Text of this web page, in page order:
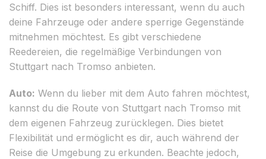
Schiff. Dies ist besonders interessant, wenn du auch
deine Fahrzeuge oder andere sperrige Gegenstände
mitnehmen möchtest. Es gibt verschiedene
Reedereien, die regelmäßige Verbindungen von
Stuttgart nach Tromso anbieten.
Auto: Wenn du lieber mit dem Auto fahren möchtest,
kannst du die Route von Stuttgart nach Tromso mit
dem eigenen Fahrzeug zurücklegen. Dies bietet
Flexibilität und ermöglicht es dir, auch während der
Reise die Umgebung zu erkunden. Beachte jedoch,